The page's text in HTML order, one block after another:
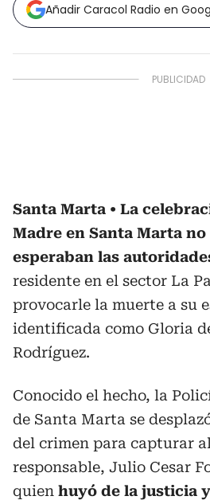
Añadir Caracol Radio en
Santa Marta
La
Madre en Santa Marta
esperaban las
residente en el sector La
provocarle la muerte a su
identificada como Gloria
Rodríguez.
Conocido el hecho, la
de Santa Marta se
del crimen para capturar
responsable, Julio Cesar
quien huyó de la justicia